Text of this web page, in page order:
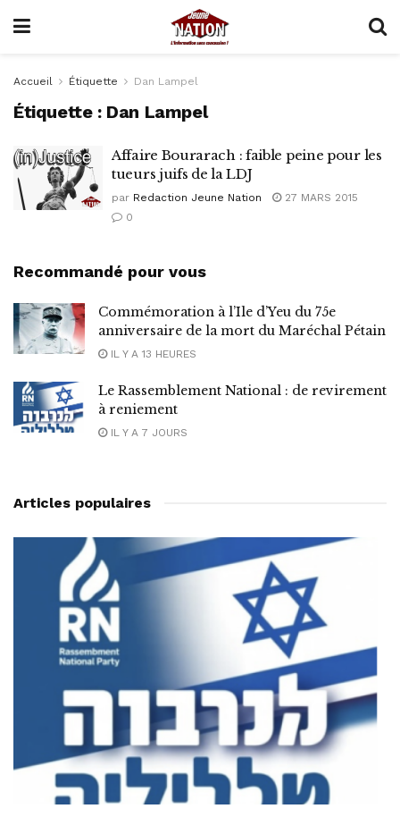
Accueil Étiquette Dan Lampel
Étiquette : Dan Lampel
Affaire Bourarach : faible peine pour les
tueurs juifs de la LDJ
par Redaction Jeune Nation
27 MARS 2015
0
Recommandé pour vous
Commémoration à l’Ile d’Yeu du 75e
anniversaire de la mort du Maréchal Pétain
IL Y A 13 HEURES
Le Rassemblement National : de revirement
à reniement
IL Y A 7 JOURS
Articles populaires